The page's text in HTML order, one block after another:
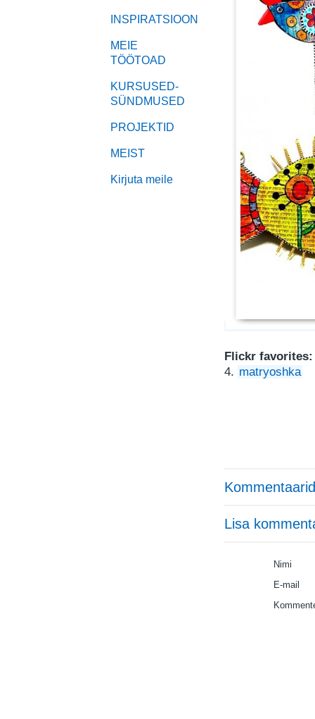
INSPIRATSIOON
MEIE
TÖÖTOAD
KURSUSED-
SÜNDMUSED
PROJEKTID
MEIST
Kirjuta meile
Flickr favorites:
4. matryoshka
Lisa
Nimi
E-mail